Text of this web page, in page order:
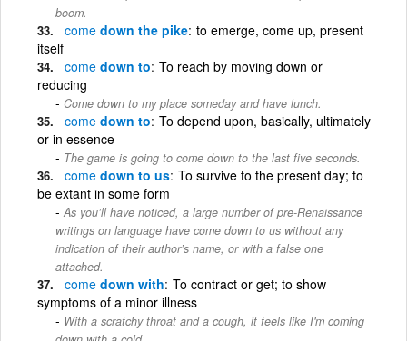
boom.
come down the pike to emerge, come up, present
itself
come down to To reach by moving down or
reducing
Come down to my place someday and have lunch.
come down to To depend upon, basically, ultimately
or in essence
The game is going to come down to the last five seconds.
come down to us To survive to the present day; to
be extant in some form
As you’ll have noticed, a large number of pre-Renaissance
writings on language have come down to us without any
indication of their author’s name, or with a false one
attached.
come down with To contract or get; to show
symptoms of a minor illness
With a scratchy throat and a cough, it feels like I'm coming